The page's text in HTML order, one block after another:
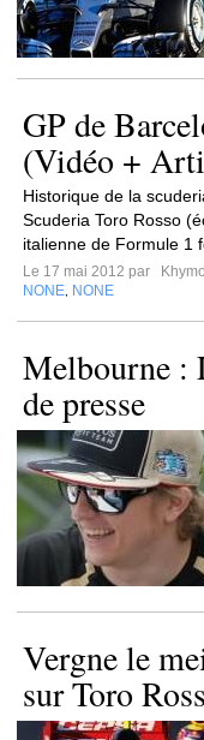
GP de
(Vidéo +
Historique de la
Scuderia Toro Rosso
italienne de Formule 1
Le 17 mai 2012 par
NONE NONE
Melbourne :
de presse
Vergne le
sur Toro